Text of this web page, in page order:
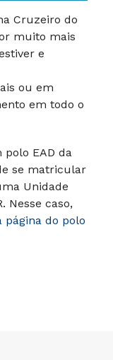
Cruzeiro do
muito mais
e
ou em
em todo o
EAD da
se matricular
Unidade
Nesse caso,
página do polo